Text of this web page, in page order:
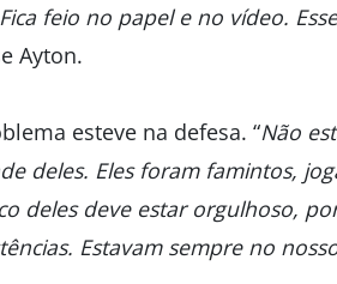
feio no papel e no vídeo.
Ayton.
esteve na defesa. “Não
deles. Eles foram famintos,
deles deve estar orgulhoso,
Estavam sempre no